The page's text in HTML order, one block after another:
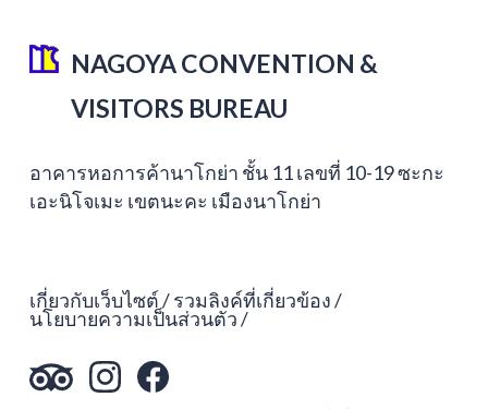
NAGOYA CONVENTION &
VISITORS BUREAU
อาคารหอการค้านาโกย่า ชั้น 11 เลขที่ 10-19 ซะกะ
เอะนิโจเมะ เขตนะคะ เมืองนาโกย่า
เกี่ยวกับเว็บไซต์ รวมลิงค์ที่เกี่ยวข้อง
นโยบายความเป็นส่วนตัว